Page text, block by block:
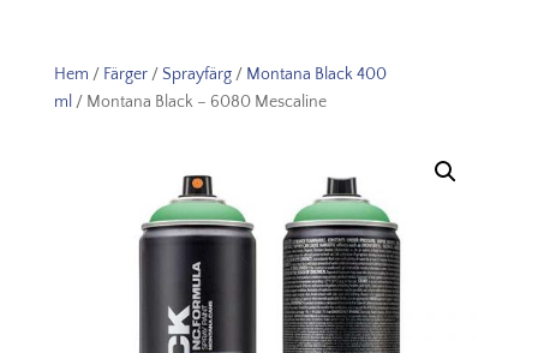
Hem / Färger/ Sprayfärg/ Montana Black 400
ml / Montana Black – 6080 Mescaline